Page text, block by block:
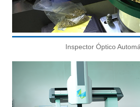
Inspector Óptico